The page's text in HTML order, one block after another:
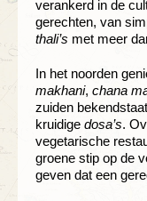
verankerd in de
gerechten, van
thali’s met meer
In het noorden
makhani, chana
zuiden
kruidige dosa’s.
vegetarische
groene stip op de
geven dat een